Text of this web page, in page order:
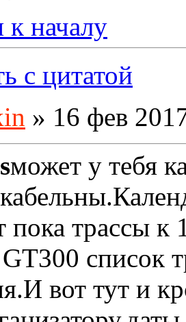
к началу
с цитатой
» 16 фев
может у тебя
пока трассы к
GT300 список
вот тут и